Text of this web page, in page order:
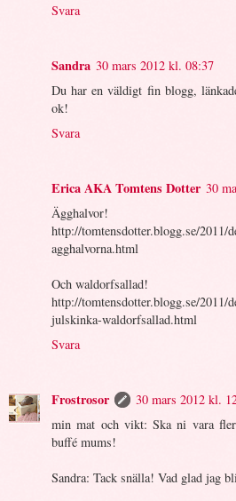
Svara
Sandra 30 mars 2012 kl. 08:37
Du har en väldigt fin blogg,
ok!
Svara
Erica AKA Tomtens Dotter 30
Ägghalvor!
http://tomtensdotter.blogg.se/2011/
agghalvorna.html
Och waldorfsallad!
http://tomtensdotter.blogg.se/2011/
julskinka-waldorfsallad.html
Svara
Frostrosor
30 mars 2012 kl.
min mat och vikt: Ska ni vara
buffé mums!
Sandra: Tack snälla! Vad glad jag